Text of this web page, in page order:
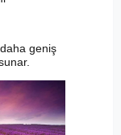
geniş